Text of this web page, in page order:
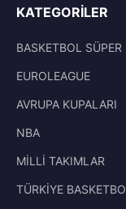
KATEGORILER
BASKETBOL SÜPER
EUROLEAGUE
AVRUPA KUPALARI
NBA
MİLLİ TAKIMLAR
TÜRKİYE